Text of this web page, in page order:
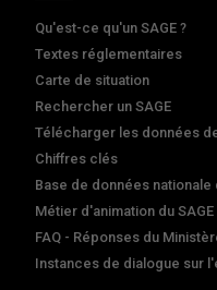
Qu'est-ce qu'un SAGE ?
Textes réglementaires
Carte de situation
Rechercher un SAGE
Télécharger les données
Chiffres clés
Base de données nationale
Métier d'animation du SAGE
FAQ - Réponses du
Instances de dialogue sur